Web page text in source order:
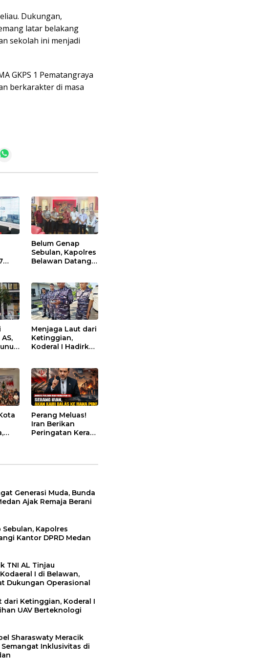
Dukungan,
latar belakang
sekolah ini menjadi
GKPS 1 Pematangraya
berkarakter di masa
Belum Genap
Sebulan, Kapolres
Belawan Datangi
Menjaga Laut dari
Ketinggian,
Koderal I Hadirkan
Modern
Perang Meluas!
Iran Berikan
Peringatan Keras
Generasi Muda, Bunda
Ajak Remaja Berani
Sebulan, Kapolres
Kantor DPRD Medan
TNI AL Tinjau
I di Belawan,
Dukungan Operasional
dari Ketinggian, Koderal I
UAV Berteknologi
Sharaswaty Meracik
Inklusivitas di